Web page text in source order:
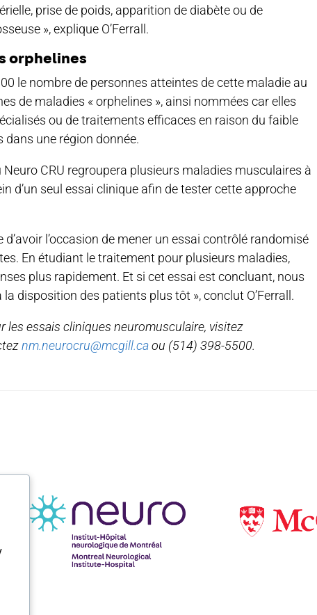
prise de poids, apparition de diabète ou de
», explique O’Ferrall.
orphelines
le nombre de personnes atteintes de cette maladie au
de maladies « orphelines », ainsi nommées car elles
ou de traitements efficaces en raison du faible
une région donnée.
Neuro CRU regroupera plusieurs maladies musculaires à
d’un seul essai clinique afin de tester cette approche
d’avoir l’occasion de mener un essai contrôlé randomisé
En étudiant le traitement pour plusieurs maladies,
plus rapidement. Et si cet essai est concluant, nous
disposition des patients plus tôt », conclut O’Ferrall.
les essais cliniques neuromusculaire, visitez
nm.neurocru@mcgill.caou (514) 398-5500.